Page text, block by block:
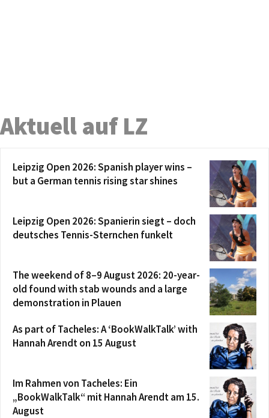
Aktuell auf LZ
Leipzig Open 2026: Spanish player wins –
but a German tennis rising star shines
Leipzig Open 2026: Spanierin siegt – doch
deutsches Tennis-Sternchen funkelt
The weekend of 8–9 August 2026: 20-year-
old found with stab wounds and a large
demonstration in Plauen
As part of Tacheles: A ‘BookWalkTalk’ with
Hannah Arendt on 15 August
Im Rahmen von Tacheles: Ein
„BookWalkTalk“ mit Hannah Arendt am 15.
August